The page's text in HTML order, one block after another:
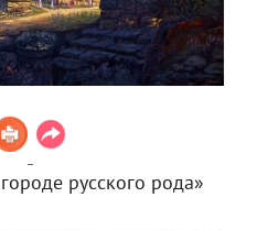
русского рода»